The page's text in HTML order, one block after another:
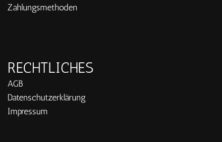
Zahlungsmethoden
RECHTLICHES
AGB
Datenschutzerklärung
Impressum